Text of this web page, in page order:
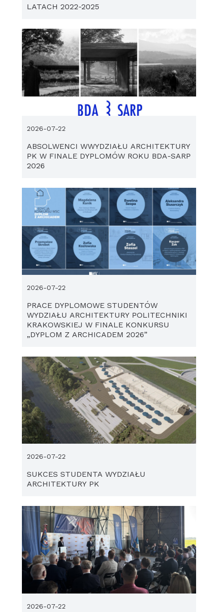
LATACH 2022-2025
ABSOLWENCI WWYDZIAŁU ARCHITEKTURY
PK W FINALE DYPLOMÓW ROKU BDA-SARP
2026
2026-07-22
PRACE DYPLOMOWE STUDENTÓW
WYDZIAŁU ARCHITEKTURY POLITECHNIKI
KRAKOWSKIEJ W FINALE KONKURSU
„DYPLOM Z ARCHICADEM 2026”
2026-07-22
SUKCES STUDENTA WYDZIAŁU
ARCHITEKTURY PK
2026-07-22
2026-07-22